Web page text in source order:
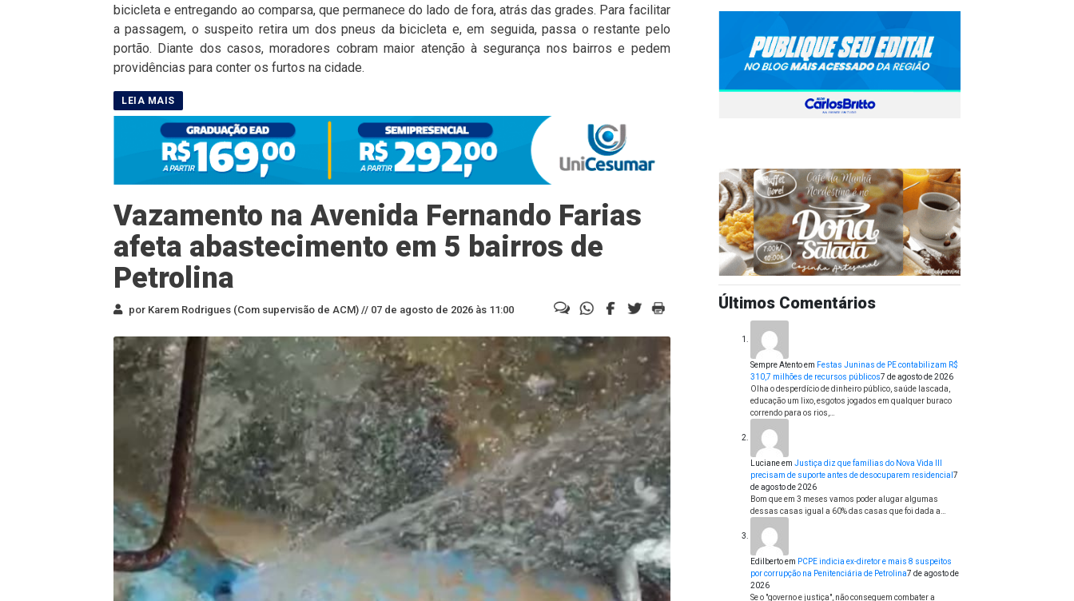
bicicleta e entregando ao comparsa, que permanece do lado de fora, atrás das grades. Para facilitar
a passagem, o suspeito retira um dos pneus da bicicleta e, em seguida, passa o restante pelo
portão. Diante dos casos, moradores cobram maior atenção à segurança nos bairros e pedem
providências para conter os furtos na cidade.
Vazamento na Avenida Fernando Farias
afeta abastecimento em 5 bairros de
Petrolina
por Karem Rodrigues (Com supervisão de ACM) // 07 de agosto de 2026 às 11:00 Últimos Comentários
Sempre Atentoem Festas Juninas de PE contabilizam R$
310,7 milhões de recursos públicos7 de agosto de 2026
Olha o desperdício de dinheiro público, saúde lascada,
educação um lixo, esgotos jogados em qualquer buraco
correndo para os rios,…
Lucianeem Justiça diz que famílias do Nova Vida III
precisam de suporte antes de desocuparem residencial 7
de agosto de 2026
Bom que em 3 meses vamos poder alugar algumas
dessas casas igual a 60% das casas que foi dada a…
Edilbertoem PCPE indicia ex-diretor e mais 8 suspeitos
por corrupção na Penitenciária de Petrolina7 de agosto de
2026
Se o "governo e justiça", não conseguem combater a